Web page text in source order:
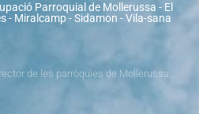
Parroquial de Mollerussa - El
- Miralcamp - Sidamon - Vila-sana
de les parròquies de Mollerussa,